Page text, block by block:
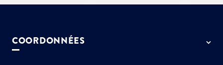
COORDONNÉES